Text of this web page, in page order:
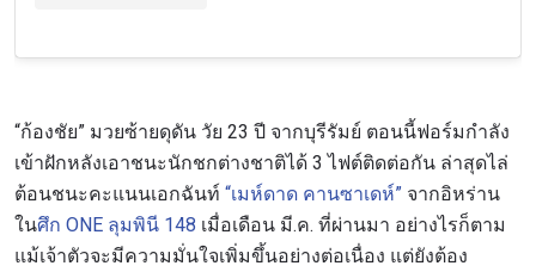
“ก้องชัย” มวยซ้ายดุดัน วัย 23 ปี จากบุรีรัมย์ ตอนนี้ฟอร์มกำลัง
เข้าฝักหลังเอาชนะนักชกต่างชาติได้ 3 ไฟต์ติดต่อกัน ล่าสุดไล่
ต้อนชนะคะแนนเอกฉันท์ “เมห์ดาด คานซาเดห์” จากอิหร่าน
ในศึก ONE ลุมพินี 148 เมื่อเดือน มี.ค. ที่ผ่านมา อย่างไรก็ตาม
แม้เจ้าตัวจะมีความมั่นใจเพิ่มขึ้นอย่างต่อเนื่อง แต่ยังต้อง